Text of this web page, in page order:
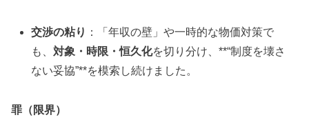
交渉の粘り ：「年収の壁」や一時的な物価対策で
も、対象・時限・恒久化を切り分け、**“制度を壊さ
ない妥協”**を模索し続けました。
罪（限界）